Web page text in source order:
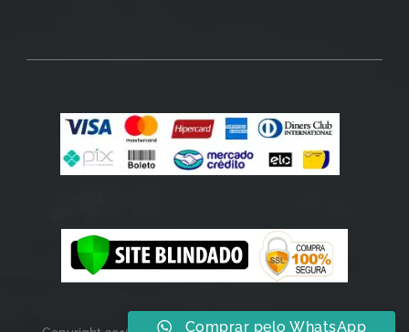
Comprar pelo WhatsApp